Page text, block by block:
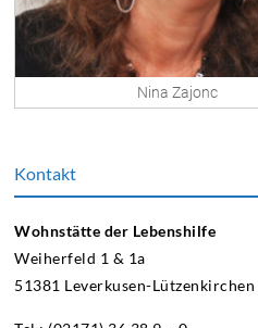
Nina Zajonc
Kontakt
Wohnstätte der Lebenshilfe
Weiherfeld 1 & 1a
51381 Leverkusen-Lützenkirchen